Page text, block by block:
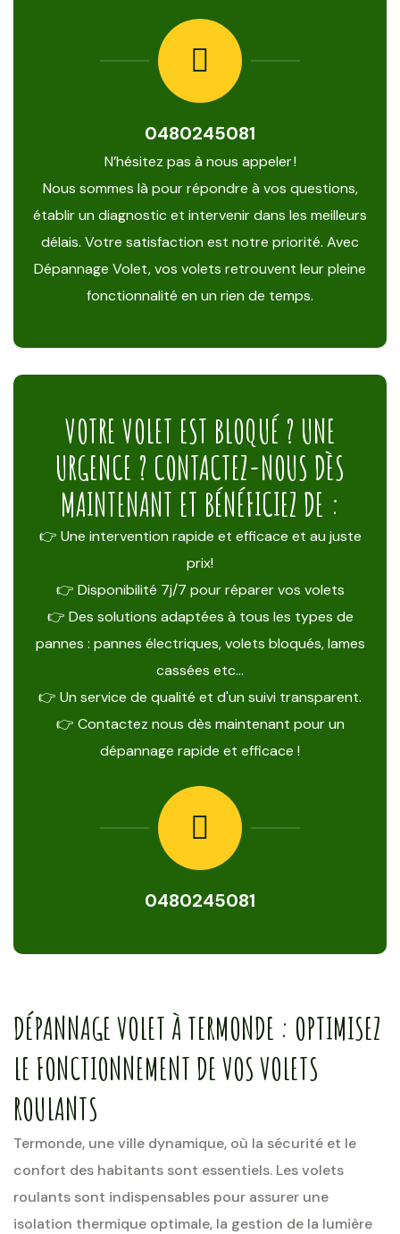
0480245081
N’hésitez pas à nous appeler !
Nous sommes là pour répondre à vos questions,
établir un diagnostic et intervenir dans les meilleurs
délais. Votre satisfaction est notre priorité. Avec
Dépannage Volet, vos volets retrouvent leur pleine
fonctionnalité en un rien de temps.
VOTRE VOLET EST BLOQUÉ ? UNE
URGENCE ? CONTACTEZ-NOUS DÈS
MAINTENANT ET BÉNÉFICIEZ DE :
👉 Une intervention rapide et efficace et au juste
prix!
👉 Disponibilité 7j/7 pour réparer vos volets
👉 Des solutions adaptées à tous les types de
pannes : pannes électriques, volets bloqués, lames
cassées etc…
👉 Un service de qualité et d'un suivi transparent.
👉 Contactez nous dès maintenant pour un
dépannage rapide et efficace !
0480245081
DÉPANNAGE VOLET À TERMONDE : OPTIMISEZ
LE FONCTIONNEMENT DE VOS VOLETS
ROULANTS
Termonde, une ville dynamique, où la sécurité et le
confort des habitants sont essentiels. Les volets
roulants sont indispensables pour assurer une
isolation thermique optimale, la gestion de la lumière